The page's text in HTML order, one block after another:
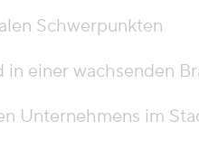
Schwerpunkten
einer wachsenden
Unternehmens im